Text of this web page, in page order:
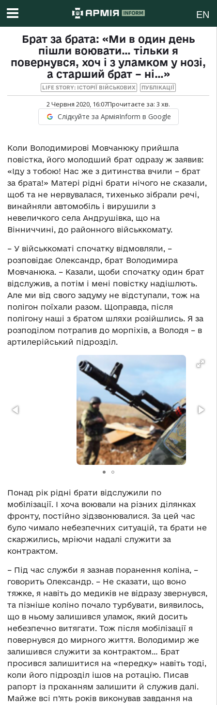
EN
Брат за брата: «Ми в один день
пішли воювати… тільки я
повернувся, хоч і з уламком у нозі,
а старший брат – ні…»
LIFE STORY: ІСТОРІЇ ВІЙСЬКОВИХ ПУБЛІКАЦІЇ
2 Червня 2020, 16:07Прочитаєте за: 3 хв.
Слідкуйте за АрміяInform в Google
Коли Володимирові Мовчанюку прийшла
повістка, його молодший брат одразу ж заявив:
«Іду з тобою! Нас же з дитинства вчили – брат
за брата!» Матері рідні брати нічого не сказали,
щоб та не нервувалася, тихенько зібрали речі,
винайняли автомобіль і вирушили з
невеличкого села Андрушівка, що на
Вінниччині, до районного військкомату.
– У військкоматі спочатку відмовляли, –
розповідає Олександр, брат Володимира
Мовчанюка. – Казали, щоби спочатку один брат
відслужив, а потім і мені повістку надішлють.
Але ми від свого задуму не відступали, тож на
полігон поїхали разом. Щоправда, після
полігону наші з братом шляхи розійшлись. Я за
розподілом потрапив до морпіхів, а Володя – в
артилерійський підрозділ.
Понад рік рідні брати відслужили по
мобілізації. І хоча воювали на різних ділянках
фронту, постійно зідзвонювалися. За цей час
було чимало небезпечних ситуацій, та брати не
скаржились, мріючи надалі служити за
контрактом.
– Під час служби я зазнав поранення коліна, –
говорить Олександр. – Не сказати, що воно
тяжке, я навіть до медиків не відразу звернувся,
та пізніше коліно почало турбувати, виявилось,
що в ньому залишився уламок, який досить
небезпечно витягати. Тож після мобілізації я
повернувся до мирного життя. Володимир же
залишився служити за контрактом… Брат
просився залишитися на «передку» навіть тоді,
коли його підрозділ ішов на ротацію. Писав
рапорт із проханням залишити й служив далі.
Майже всі п’ять років виконував завдання на